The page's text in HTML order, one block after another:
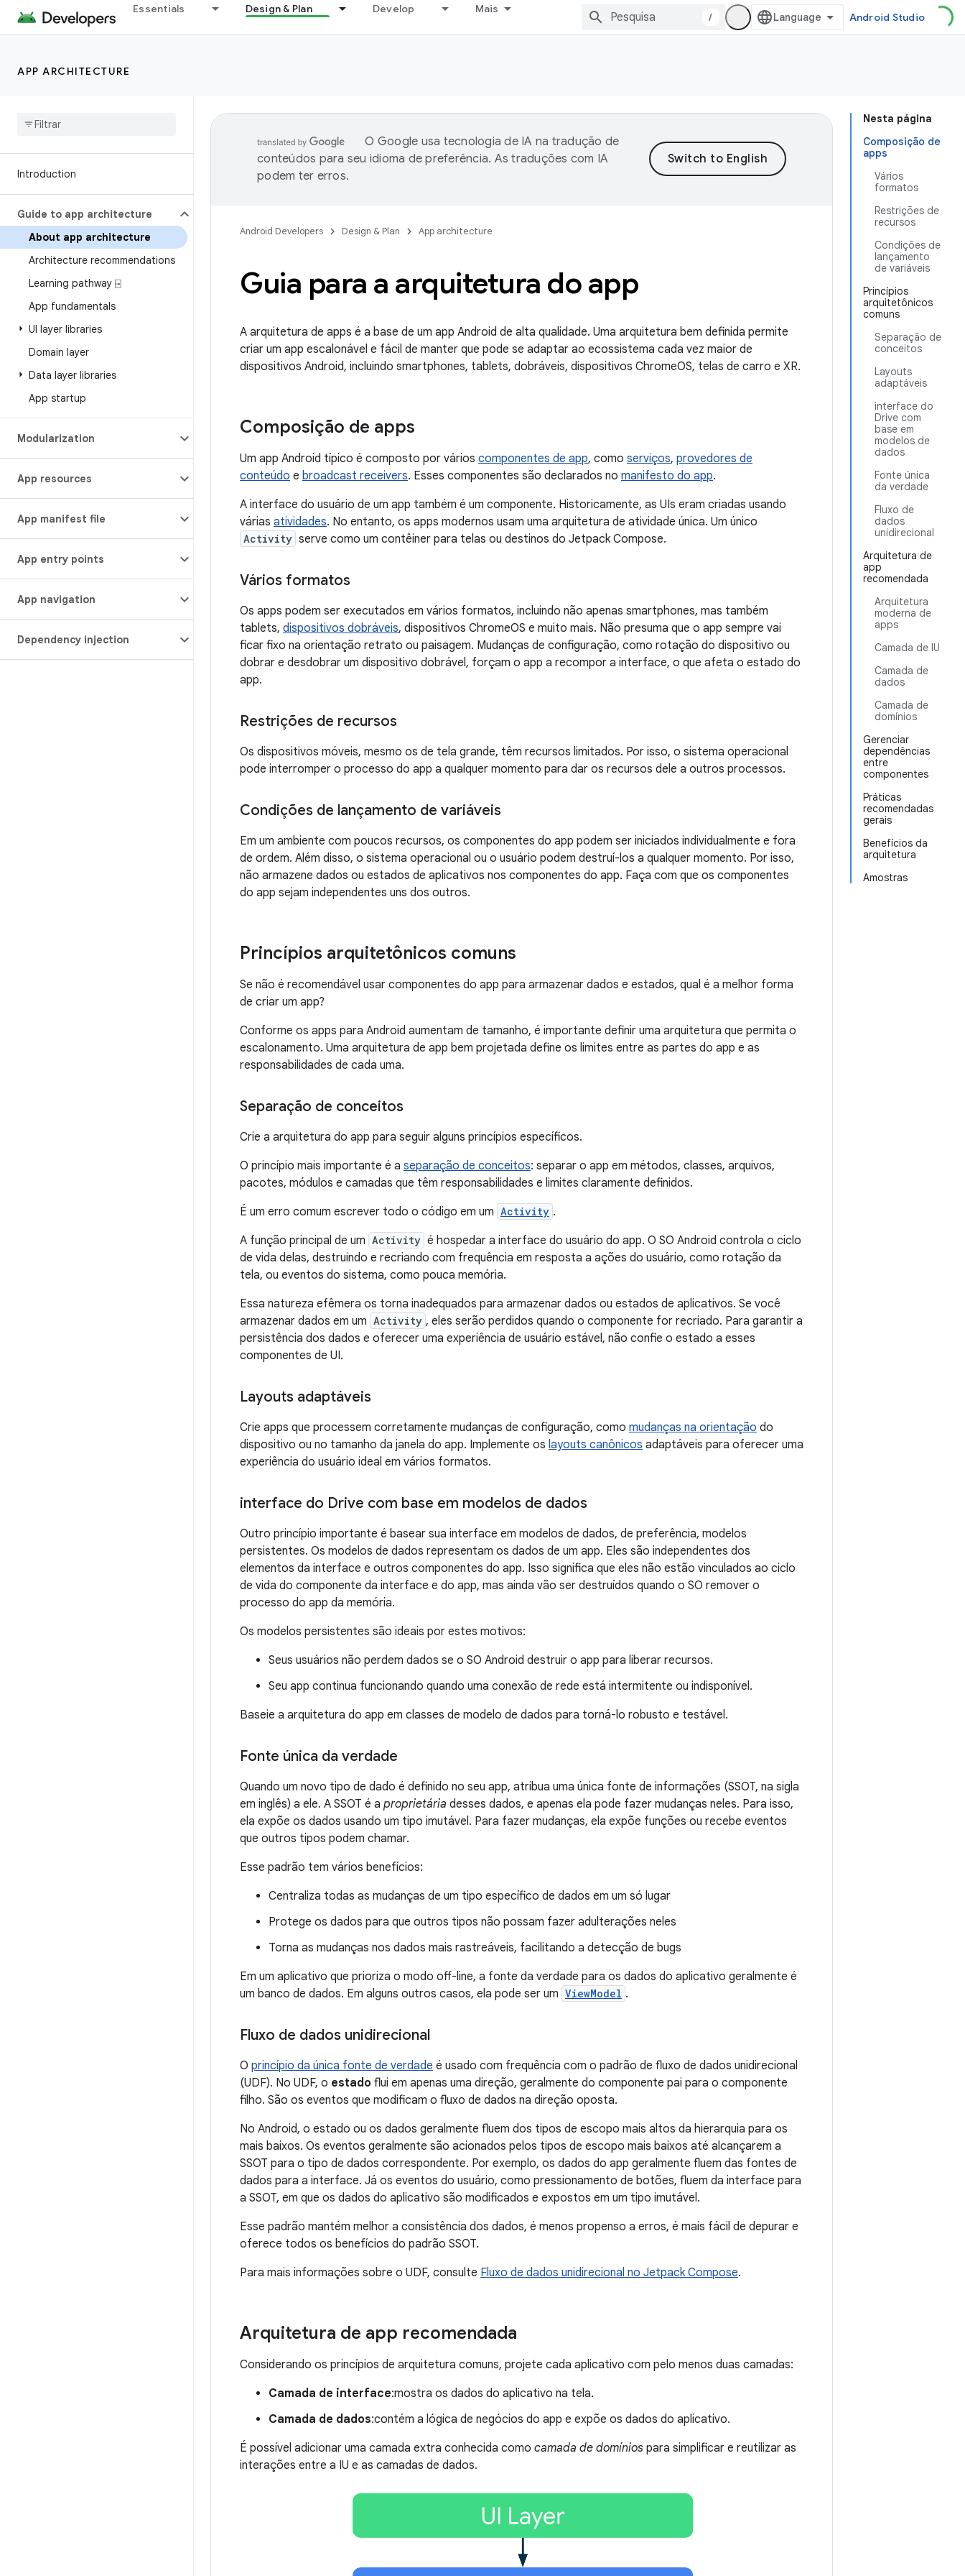
Essentials Design & Plan Develop Mais
/ Android Studio
APP ARCHITECTURE
Introduction
Guide to app architecture
About app architecture
Architecture recommendations
Learning pathway ⍈
App fundamentals
UI layer libraries
Domain layer
Data layer libraries
App startup
Modularization
App resources
App manifest file
App entry points
App navigation
Dependency injection
Nesta página
Composição de
apps
Vários
formatos
Restrições de
recursos
Condições de
lançamento
de variáveis
Princípios
arquitetônicos
comuns
Separação de
conceitos
Layouts
adaptáveis
interface do
Drive com
base em
modelos de
dados
Fonte única
da verdade
Fluxo de
dados
unidirecional
Arquitetura de
app
recomendada
Arquitetura
moderna de
apps
Camada de IU
Camada de
dados
Camada de
domínios
Gerenciar
dependências
entre
componentes
Práticas
recomendadas
gerais
Benefícios da
arquitetura
Amostras
O Google usa tecnologia de IA na tradução de
conteúdos para seu idioma de preferência. As traduções com IA
podem ter erros.
Android Developers Design & Plan App architecture
Guia para a arquitetura do app
A arquitetura de apps é a base de um app Android de alta qualidade. Uma arquitetura bem definida permite
criar um app escalonável e fácil de manter que pode se adaptar ao ecossistema cada vez maior de
dispositivos Android, incluindo smartphones, tablets, dobráveis, dispositivos ChromeOS, telas de carro e XR.
Composição de apps
Um app Android típico é composto por vários componentes de app, como serviços, provedores de
conteúdo e broadcast receivers. Esses componentes são declarados no manifesto do app.
A interface do usuário de um app também é um componente. Historicamente, as UIs eram criadas usando
várias atividades. No entanto, os apps modernos usam uma arquitetura de atividade única. Um único
Activity serve como um contêiner para telas ou destinos do Jetpack Compose.
Vários formatos
Os apps podem ser executados em vários formatos, incluindo não apenas smartphones, mas também
tablets, dispositivos dobráveis, dispositivos ChromeOS e muito mais. Não presuma que o app sempre vai
ficar fixo na orientação retrato ou paisagem. Mudanças de configuração, como rotação do dispositivo ou
dobrar e desdobrar um dispositivo dobrável, forçam o app a recompor a interface, o que afeta o estado do
app.
Restrições de recursos
Os dispositivos móveis, mesmo os de tela grande, têm recursos limitados. Por isso, o sistema operacional
pode interromper o processo do app a qualquer momento para dar os recursos dele a outros processos.
Condições de lançamento de variáveis
Em um ambiente com poucos recursos, os componentes do app podem ser iniciados individualmente e fora
de ordem. Além disso, o sistema operacional ou o usuário podem destruí-los a qualquer momento. Por isso,
não armazene dados ou estados de aplicativos nos componentes do app. Faça com que os componentes
do app sejam independentes uns dos outros.
Princípios arquitetônicos comuns
Se não é recomendável usar componentes do app para armazenar dados e estados, qual é a melhor forma
de criar um app?
Conforme os apps para Android aumentam de tamanho, é importante definir uma arquitetura que permita o
escalonamento. Uma arquitetura de app bem projetada define os limites entre as partes do app e as
responsabilidades de cada uma.
Separação de conceitos
Crie a arquitetura do app para seguir alguns princípios específicos.
O princípio mais importante é a separação de conceitos: separar o app em métodos, classes, arquivos,
pacotes, módulos e camadas que têm responsabilidades e limites claramente definidos.
É um erro comum escrever todo o código em um Activity .
A função principal de um Activity é hospedar a interface do usuário do app. O SO Android controla o ciclo
de vida delas, destruindo e recriando com frequência em resposta a ações do usuário, como rotação da
tela, ou eventos do sistema, como pouca memória.
Essa natureza efêmera os torna inadequados para armazenar dados ou estados de aplicativos. Se você
armazenar dados em um Activity , eles serão perdidos quando o componente for recriado. Para garantir a
persistência dos dados e oferecer uma experiência de usuário estável, não confie o estado a esses
componentes de UI.
Layouts adaptáveis
Crie apps que processem corretamente mudanças de configuração, como mudanças na orientação do
dispositivo ou no tamanho da janela do app. Implemente os layouts canônicos adaptáveis para oferecer uma
experiência do usuário ideal em vários formatos.
interface do Drive com base em modelos de dados
Outro princípio importante é basear sua interface em modelos de dados, de preferência, modelos
persistentes. Os modelos de dados representam os dados de um app. Eles são independentes dos
elementos da interface e outros componentes do app. Isso significa que eles não estão vinculados ao ciclo
de vida do componente da interface e do app, mas ainda vão ser destruídos quando o SO remover o
processo do app da memória.
Os modelos persistentes são ideais por estes motivos:
Seus usuários não perdem dados se o SO Android destruir o app para liberar recursos.
Seu app continua funcionando quando uma conexão de rede está intermitente ou indisponível.
Baseie a arquitetura do app em classes de modelo de dados para torná-lo robusto e testável.
Fonte única da verdade
Quando um novo tipo de dado é definido no seu app, atribua uma única fonte de informações (SSOT, na sigla
em inglês) a ele. A SSOT é a proprietária desses dados, e apenas ela pode fazer mudanças neles. Para isso,
ela expõe os dados usando um tipo imutável. Para fazer mudanças, ela expõe funções ou recebe eventos
que outros tipos podem chamar.
Esse padrão tem vários benefícios:
Centraliza todas as mudanças de um tipo específico de dados em um só lugar
Protege os dados para que outros tipos não possam fazer adulterações neles
Torna as mudanças nos dados mais rastreáveis, facilitando a detecção de bugs
Em um aplicativo que prioriza o modo off-line, a fonte da verdade para os dados do aplicativo geralmente é
um banco de dados. Em alguns outros casos, ela pode ser um ViewModel .
Fluxo de dados unidirecional
O princípio da única fonte de verdade é usado com frequência com o padrão de fluxo de dados unidirecional
(UDF). No UDF, o estado flui em apenas uma direção, geralmente do componente pai para o componente
filho. São os eventos que modificam o fluxo de dados na direção oposta.
No Android, o estado ou os dados geralmente fluem dos tipos de escopo mais altos da hierarquia para os
mais baixos. Os eventos geralmente são acionados pelos tipos de escopo mais baixos até alcançarem a
SSOT para o tipo de dados correspondente. Por exemplo, os dados do app geralmente fluem das fontes de
dados para a interface. Já os eventos do usuário, como pressionamento de botões, fluem da interface para
a SSOT, em que os dados do aplicativo são modificados e expostos em um tipo imutável.
Esse padrão mantém melhor a consistência dos dados, é menos propenso a erros, é mais fácil de depurar e
oferece todos os benefícios do padrão SSOT.
Para mais informações sobre o UDF, consulte Fluxo de dados unidirecional no Jetpack Compose.
Arquitetura de app recomendada
Considerando os princípios de arquitetura comuns, projete cada aplicativo com pelo menos duas camadas:
Camada de interface:mostra os dados do aplicativo na tela.
Camada de dados:contém a lógica de negócios do app e expõe os dados do aplicativo.
É possível adicionar uma camada extra conhecida como camada de domínios para simplificar e reutilizar as
interações entre a IU e as camadas de dados.